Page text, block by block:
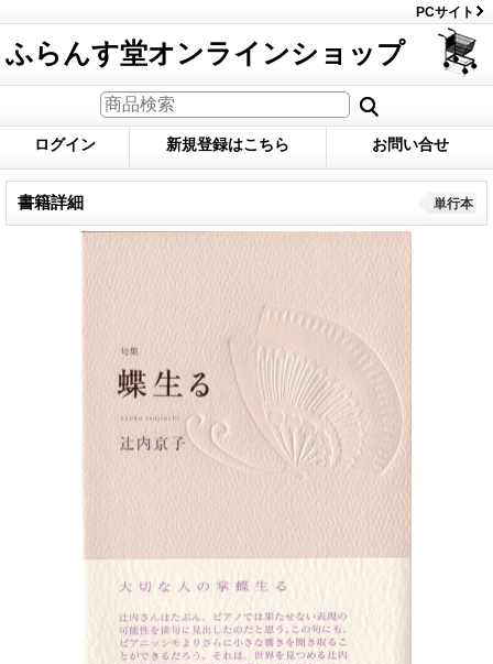
PCサイト
ふらんす堂オンラインショップ
ログイン 新規登録はこちら お問い合せ
書籍詳細 単行本